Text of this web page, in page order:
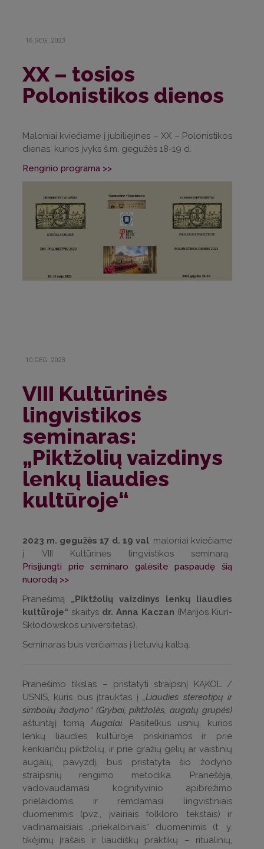
16.GEG..2023
XX – tosios
Polonistikos dienos
Maloniai kviečiame į jubiliejines – XX – Polonistikos
dienas, kurios įvyks š.m. gegužės 18-19 d.
Renginio programa >>
10.GEG..2023
VIII Kultūrinės
lingvistikos
seminaras:
„Piktžolių vaizdinys
lenkų liaudies
kultūroje“
2023 m. gegužės 17 d. 19 val. maloniai kviečiame
į VIII Kultūrinės lingvistikos seminarą.
Prisijungti prie seminaro galėsite paspaudę šią
nuorodą >>
Pranešimą „Piktžolių vaizdinys lenkų liaudies
kultūroje“ skaitys dr. Anna Kaczan (Marijos Kiuri-
Skłodowskos universitetas).
Seminaras bus verčiamas į lietuvių kalbą.
Pranešimo tikslas – pristatyti straipsnį KĄKOL /
USNIS, kuris bus įtrauktas į„Liaudies stereotipų ir
simbolių žodyno“ (Grybai, piktžolės, augalų grupės)
aštuntąjį tomąAugalai. Pasitelkus usnių, kurios
lenkų liaudies kultūroje priskiriamos ir prie
kenkiančių piktžolių, ir prie gražių gėlių ar vaistinių
augalų, pavyzdį, bus pristatyta šio žodyno
straipsnių rengimo metodika. Pranešėja,
vadovaudamasi kognityvinio apibrėžimo
prielaidomis ir remdamasi lingvistiniais
duomenimis (pvz., įvairiais folkloro tekstais) ir
vadinamaisiais „priekalbiniais“ duomenimis (t. y.
tikėjimų įrašais ir liaudiškų praktikų – ritualinių,